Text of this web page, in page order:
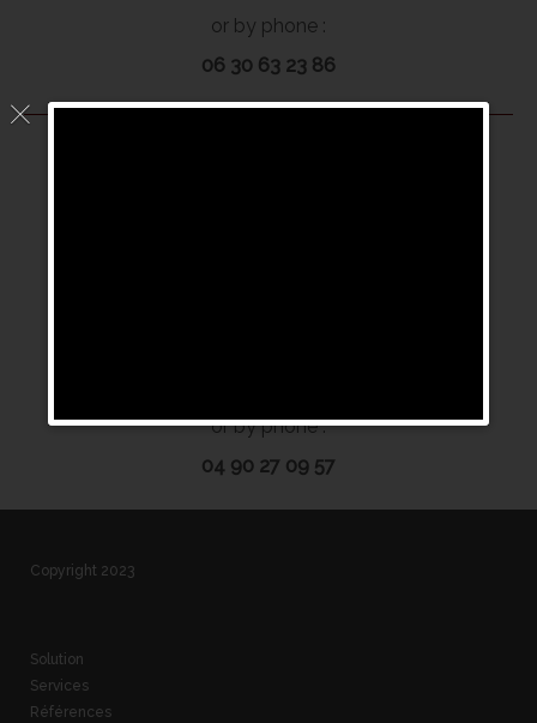
or by phone :
06 30 63 23 86
or by phone :
04 90 27 09 57
Copyright 2023
Solution
Services
Références